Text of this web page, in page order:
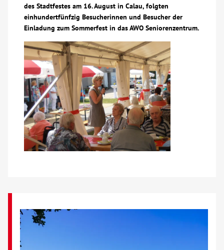
Bildung
Über uns
Veranstaltungen
Spenden
Mitmachen
Glossar
des Stadtfestes am 16. August in Calau, folgten
einhundertfünfzig Besucherinnen und Besucher der
Einladung zum Sommerfest in das AWO Seniorenzentrum.